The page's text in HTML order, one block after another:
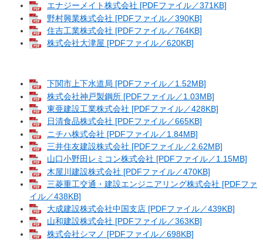
エナジーメイト株式会社 [PDFファイル／371KB]
野村興業株式会社 [PDFファイル／390KB]
住吉工業株式会社 [PDFファイル／764KB]
株式会社大津屋 [PDFファイル／620KB]
下関市上下水道局 [PDFファイル／1.52MB]
株式会社神戸製鋼所 [PDFファイル／1.03MB]
東亜建設工業株式会社 [PDFファイル／428KB]
日清食品株式会社 [PDFファイル／665KB]
ニチハ株式会社 [PDFファイル／1.84MB]
三井住友建設株式会社 [PDFファイル／2.62MB]
山口小野田レミコン株式会社 [PDFファイル／1.15MB]
木屋川建設株式会社 [PDFファイル／470KB]
三菱重工交通・建設エンジニアリング株式会社 [PDFファ
イル／438KB]
大成建設株式会社中国支店 [PDFファイル／439KB]
山和建設株式会社 [PDFファイル／363KB]
株式会社シマノ [PDFファイル／698KB]